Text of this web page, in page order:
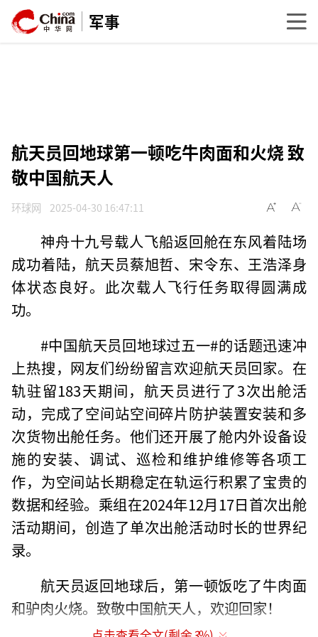
军事
航天员回地球第一顿吃牛肉面和火烧 致
敬中国航天人
环球网 2025-04-30 16:47:11
神舟十九号载人飞船返回舱在东风着陆场
成功着陆，航天员蔡旭哲、宋令东、王浩泽身
体状态良好。此次载人飞行任务取得圆满成
功。
#中国航天员回地球过五一#的话题迅速冲
上热搜，网友们纷纷留言欢迎航天员回家。在
轨驻留183天期间，航天员进行了3次出舱活
动，完成了空间站空间碎片防护装置安装和多
次货物出舱任务。他们还开展了舱内外设备设
施的安装、调试、巡检和维护维修等各项工
作，为空间站长期稳定在轨运行积累了宝贵的
数据和经验。乘组在2024年12月17日首次出舱
活动期间，创造了单次出舱活动时长的世界纪
录。
航天员返回地球后，第一顿饭吃了牛肉面
和驴肉火烧。致敬中国航天人，欢迎回家！